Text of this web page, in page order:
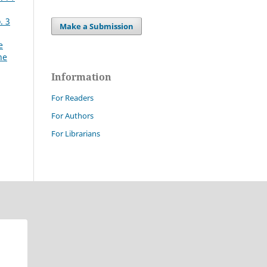
3 Make a Submission
Information
For Readers
For Authors
For Librarians